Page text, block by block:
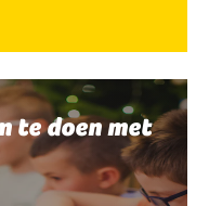
te doen met